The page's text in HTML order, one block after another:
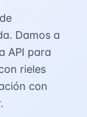
Damos a
API para
rieles
con